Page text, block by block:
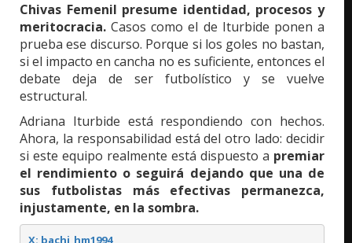
Chivas Femenil presume identidad, procesos y
meritocracia. Casos como el de Iturbide ponen a
prueba ese discurso. Porque si los goles no bastan,
si el impacto en cancha no es suficiente, entonces el
debate deja de ser futbolístico y se vuelve
estructural.
Adriana Iturbide está respondiendo con hechos.
Ahora, la responsabilidad está del otro lado: decidir
si este equipo realmente está dispuesto a premiar
el rendimiento o seguirá dejando que una de
sus futbolistas más efectivas permanezca,
injustamente, en la sombra.
X: bachi_hm1994